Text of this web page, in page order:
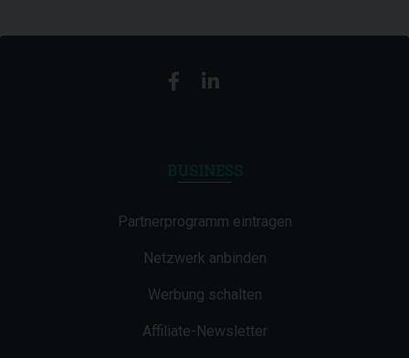
Partnerprogramm eintragen
Netzwerk anbinden
Werbung schalten
Affiliate-Newsletter